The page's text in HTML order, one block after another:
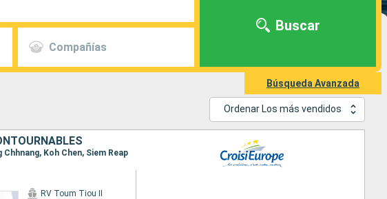
Compañías
Buscar
Búsqueda Avanzada
Ordenar Los más vendidos
Koh Chen, Siem Reap
RV Toum Tiou II